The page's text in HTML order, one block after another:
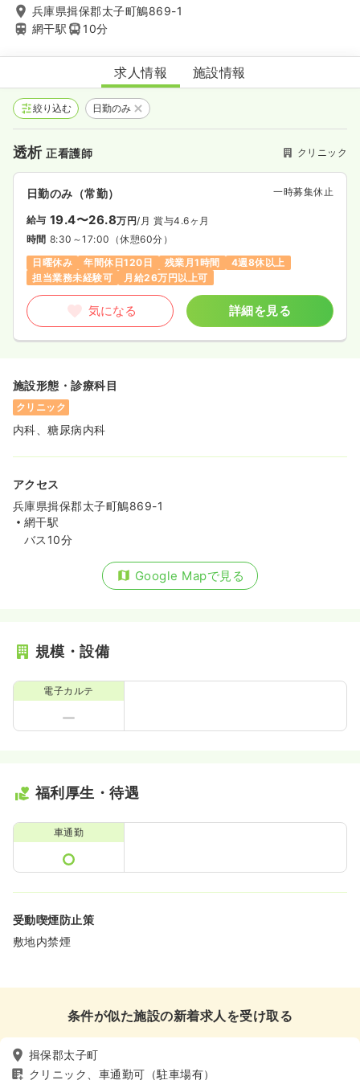
兵庫県揖保郡太子町鵤869-1
網干駅
10分
江尻クリニック
求人情報 施設情報
絞り込む 日勤のみ
透析正看護師 クリニック
日勤のみ（常勤） 一時募集休止
給与 19.4〜26.8万円/月 賞与4.6ヶ月
時間 8:30～17:00 （休憩60分）
日曜休み
年間休日120日 残業月1時間
4週8休以上
担当業務未経験可
月給26万円以上可
気になる 詳細を見る
施設形態・診療科目
クリニック
内科、糖尿病内科
アクセス
兵庫県揖保郡太子町鵤869-1
網干駅
バス10分
Google Mapで見る
規模・設備
電子カルテ
福利厚生・待遇
車通勤
受動喫煙防止策
敷地内禁煙
条件が似た施設の新着求人を受け取る
揖保郡太子町
クリニック、車通勤可（駐車場有）